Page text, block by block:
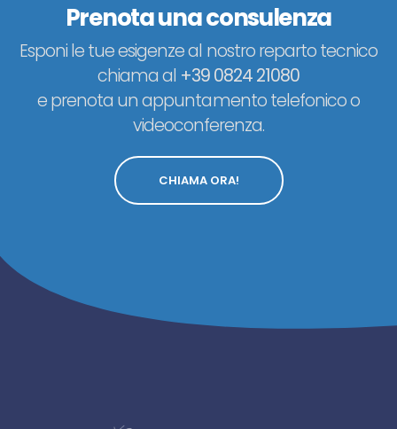
Prenota una consulenza
Esponi le tue esigenze al nostro reparto tecnico
chiama al +39 0824 21080
e prenota un appuntamento telefonico o
videoconferenza.
CHIAMA ORA!